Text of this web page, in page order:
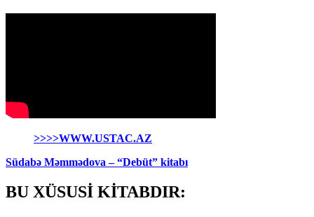
>>>>WWW.USTAC.AZ
Südabə Məmmədova – “Debüt” kitabı
BU XÜSUSİ KİTABDIR: